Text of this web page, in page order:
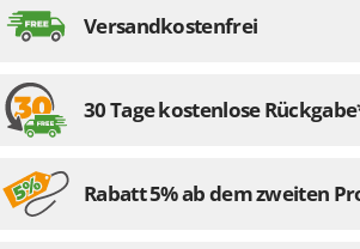
Resto Italia
Ripartrak
Versandkostenfrei
30 Tage kostenlose
Rabatt 5% ab dem zweiten